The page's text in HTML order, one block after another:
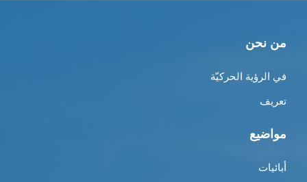
من نحن
في الرؤية الحركيّة
تعريف
مواضيع
أبائيات